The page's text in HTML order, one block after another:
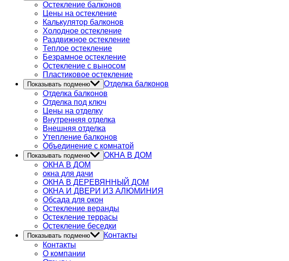
Остекление балконов
Цены на остекление
Калькулятор балконов
Холодное остекление
Раздвижное остекление
Теплое остекление
Безрамное остекление
Остекление с выносом
Пластиковое остекление
Показывать подменю
Отделка балконов
Отделка балконов
Отделка под ключ
Цены на отделку
Внутренняя отделка
Внешняя отделка
Утепление балконов
Объединение с комнатой
Показывать подменю
ОКНА В ДОМ
ОКНА В ДОМ
окна для дачи
ОКНА В ДЕРЕВЯННЫЙ ДОМ
ОКНА И ДВЕРИ ИЗ АЛЮМИНИЯ
Обсада для окон
Остекление веранды
Остекление террасы
Остекление беседки
Показывать подменю
Контакты
Контакты
О компании